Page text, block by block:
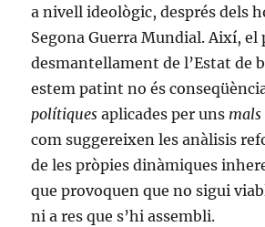
a nivell ideològic, després dels
Segona Guerra Mundial. Així, el
desmantellament de l’Estat de
estem patint no és
polítiques aplicades per uns
com suggereixen les anàlisis
de les pròpies dinàmiques
que provoquen que no sigui
ni a res que s’hi assembli.